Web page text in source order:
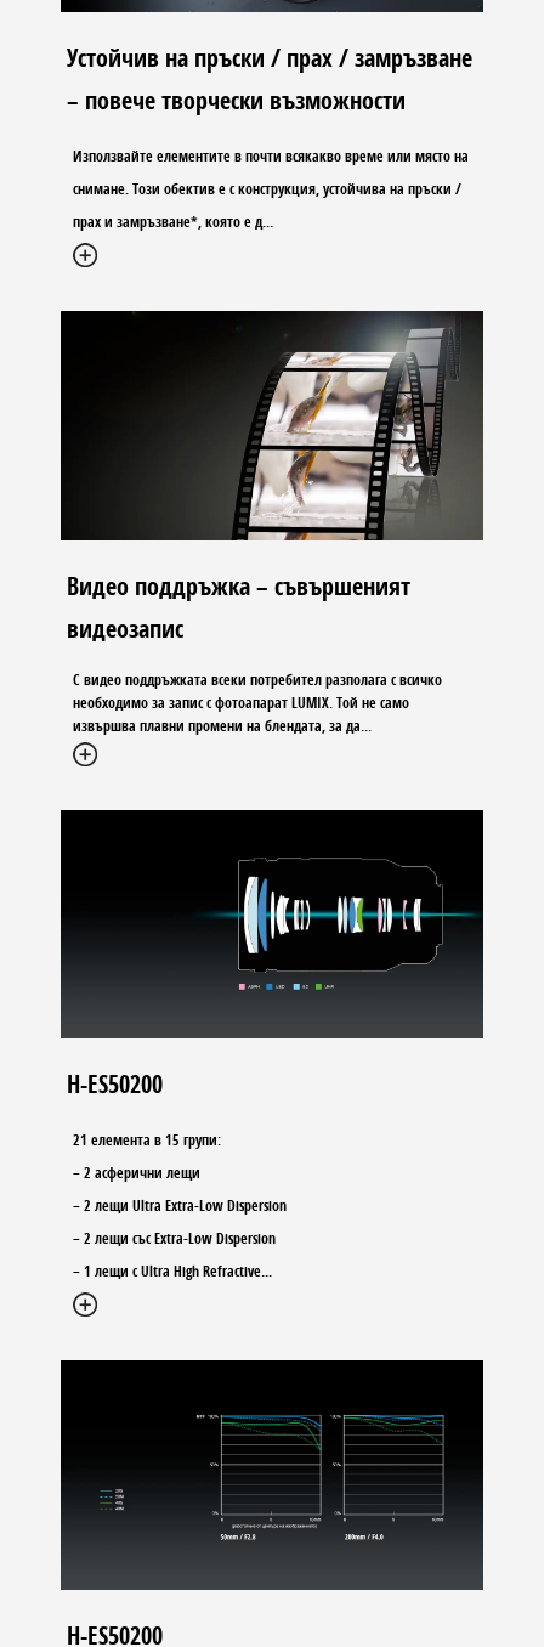
Устойчив на пръски / прах / замръзване
– повече творчески възможности
Използвайте елементите в почти всякакво време или място на
снимане. Този обектив е с конструкция, устойчива на пръски /
прах и замръзване*, която е д...
Видео поддръжка – съвършеният
видеозапис
С видео поддръжката всеки потребител разполага с всичко
необходимо за запис с фотоапарат LUMIX. Той не само
извършва плавни промени на блендата, за да...
H-ES50200
21 елемента в 15 групи:
– 2 асферични лещи
– 2 лещи Ultra Extra-Low Dispersion
– 2 лещи със Extra-Low Dispersion
– 1 лещи с Ultra High Refractive...
H-ES50200